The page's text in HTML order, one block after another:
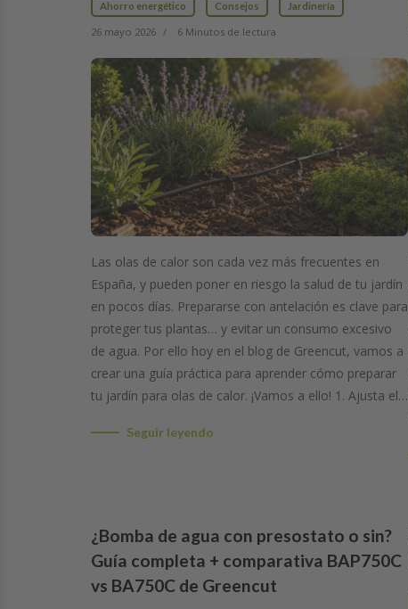
Ahorro energético Consejos Jardinería
26 mayo 2026 6 Minutos de lectura
Las olas de calor son cada vez más frecuentes en
España, y pueden poner en riesgo la salud de tu jardín
en pocos días. Prepararse con antelación es clave para
proteger tus plantas… y evitar un consumo excesivo
de agua. Por ello hoy en el blog de Greencut, vamos a
crear una guía práctica para aprender cómo preparar
tu jardín para olas de calor. ¡Vamos a ello! 1. Ajusta el…
Seguir leyendo
¿Bomba de agua con presostato o sin?
Guía completa + comparativa BAP750C
vs BA750C de Greencut